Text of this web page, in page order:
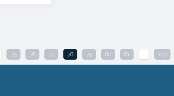
75 76 77 78 79 80 81 … 103